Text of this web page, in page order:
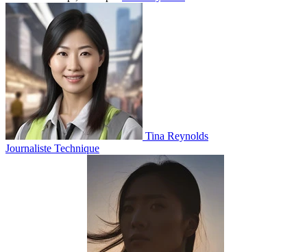
Tina Reynolds
Journaliste Technique